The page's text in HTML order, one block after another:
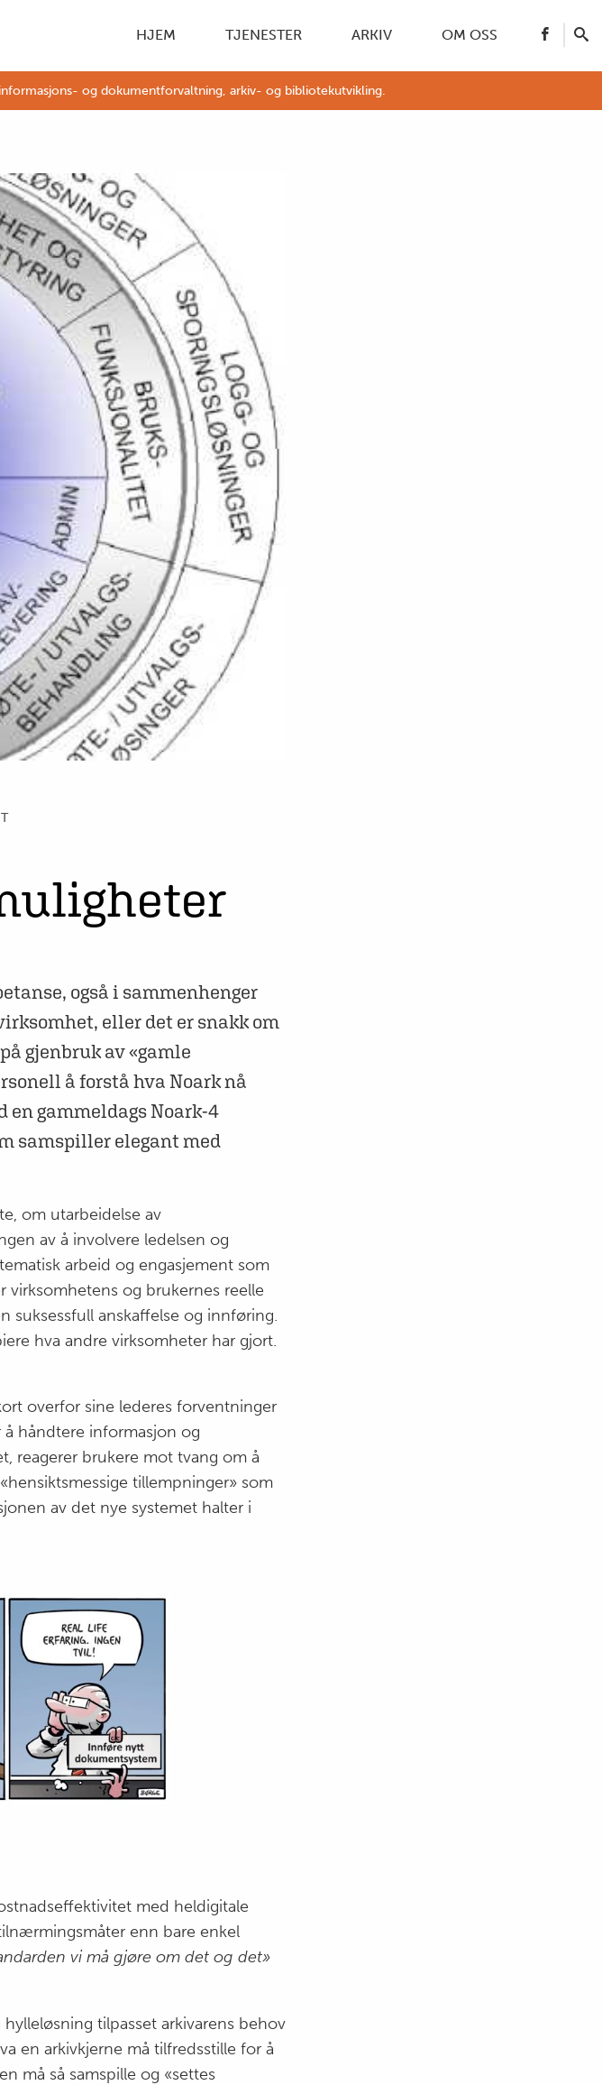
HJEM TJENESTER ARKIV OM OSS
og dokumentforvaltning, arkiv- og bibliotekutvikling.
også i sammenhenger
eller det er snakk om
gjenbruk av «gamle
å forstå hva Noark nå
en gammeldags Noark-4
samspiller elegant med
om utarbeidelse av
av å involvere ledelsen og
arbeid og engasjement som
virksomhetens og brukernes reelle
suksessfull anskaffelse og innføring.
hva andre virksomheter har gjort.
overfor sine lederes forventninger
håndtere informasjon og
reagerer brukere mot tvang om å
tillempninger» som
av det nye systemet halter i
med heldigitale
enn bare enkel
vi må gjøre om det og det»
tilpasset arkivarens behov
en arkivkjerne må tilfredsstille for å
må så samspille og «settes